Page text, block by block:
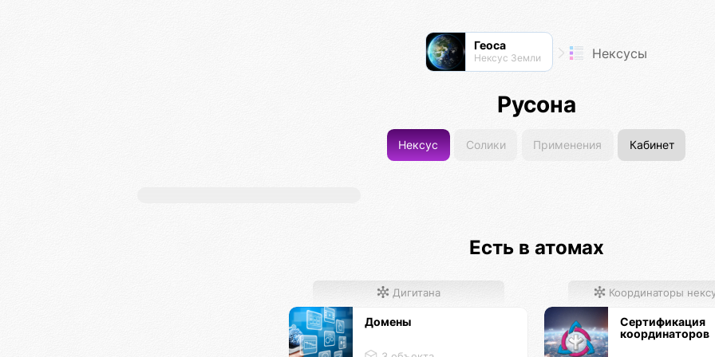
Геоса
Нексус Земли Нексусы
Русона
Нексус Солики Применения Кабинет
Есть в атомах
Дигитана
Домены
Координаторы
Сертификация
координаторов